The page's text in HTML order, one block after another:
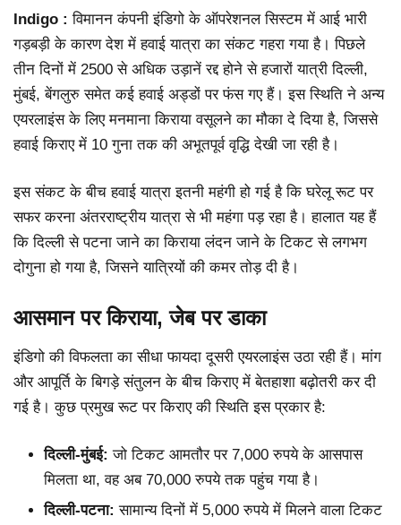
Indigo : विमानन कंपनी इंडिगो के ऑपरेशनल सिस्टम में आई भारी
गड़बड़ी के कारण देश में हवाई यात्रा का संकट गहरा गया है। पिछले
तीन दिनों में 2500 से अधिक उड़ानें रद्द होने से हजारों यात्री दिल्ली,
मुंबई, बेंगलुरु समेत कई हवाई अड्डों पर फंस गए हैं। इस स्थिति ने अन्य
एयरलाइंस के लिए मनमाना किराया वसूलने का मौका दे दिया है, जिससे
हवाई किराए में 10 गुना तक की अभूतपूर्व वृद्धि देखी जा रही है।
इस संकट के बीच हवाई यात्रा इतनी महंगी हो गई है कि घरेलू रूट पर
सफर करना अंतरराष्ट्रीय यात्रा से भी महंगा पड़ रहा है। हालात यह हैं
कि दिल्ली से पटना जाने का किराया लंदन जाने के टिकट से लगभग
दोगुना हो गया है, जिसने यात्रियों की कमर तोड़ दी है।
आसमान पर किराया, जेब पर डाका
इंडिगो की विफलता का सीधा फायदा दूसरी एयरलाइंस उठा रही हैं। मांग
और आपूर्ति के बिगड़े संतुलन के बीच किराए में बेतहाशा बढ़ोतरी कर दी
गई है। कुछ प्रमुख रूट पर किराए की स्थिति इस प्रकार है:
दिल्ली-मुंबई: जो टिकट आमतौर पर 7,000 रुपये के आसपास
मिलता था, वह अब 70,000 रुपये तक पहुंच गया है।
दिल्ली-पटना: सामान्य दिनों में 5,000 रुपये में मिलने वाला टिकट